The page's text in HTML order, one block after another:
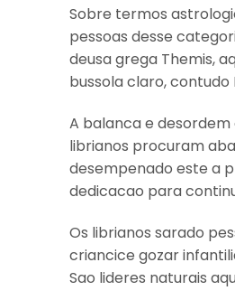
Sobre termos
pessoas desse
deusa grega Themis,
bussola claro,
A balanca e
librianos procuram
desempenado este a
dedicacao para
Os librianos sarado
criancice gozar
Sao lideres naturais